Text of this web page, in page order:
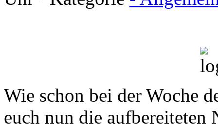
Wie schon bei der Woche
euch nun die aufbereiteten